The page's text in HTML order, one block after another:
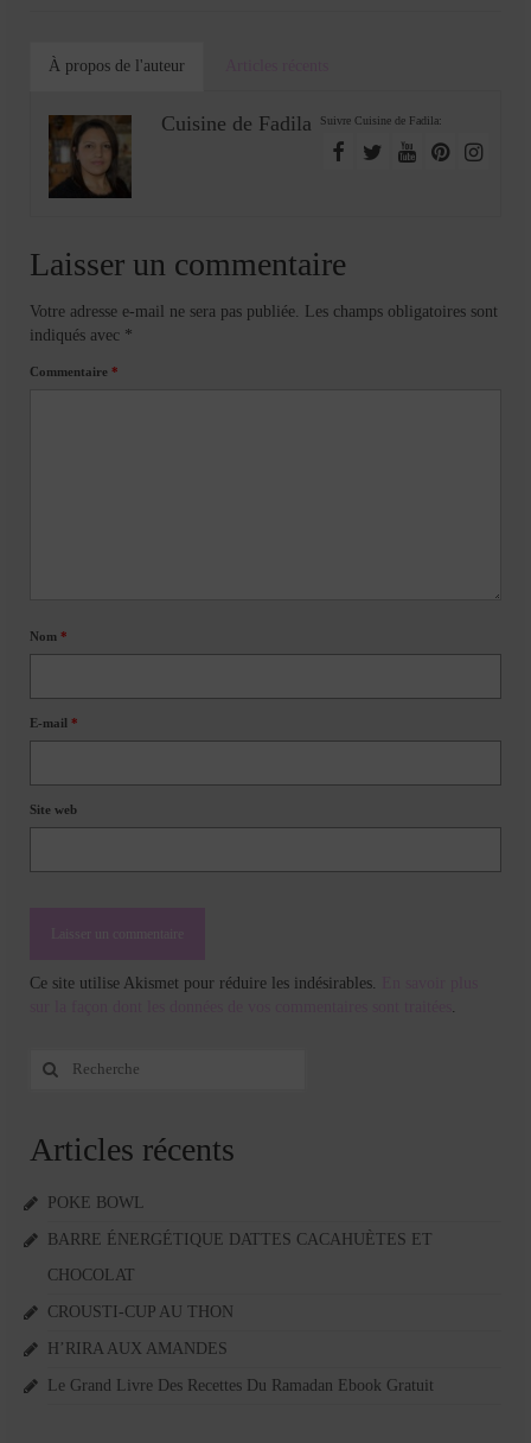
À propos de l'auteur
Suivre Cuisine de Fadila:
Cuisine de Fadila
Laisser un commentaire
Votre adresse e-mail ne sera pas publiée.
Les champs obligatoires sont
indiqués avec *
Commentaire *
Nom *
E-mail *
Site web
Ce site utilise Akismet pour réduire les indésirables.
Rechercher
Articles récents
POKE BOWL
BARRE ÉNERGÉTIQUE DATTES CACAHUÈTES ET
CHOCOLAT
CROUSTI-CUP AU THON
H’RIRA AUX AMANDES
Le Grand Livre Des Recettes Du Ramadan Ebook Gratuit